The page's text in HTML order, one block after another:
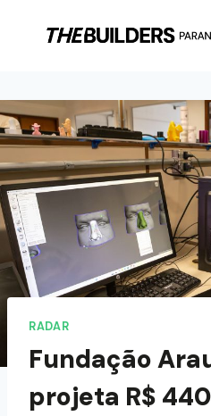
RADAR
Fundação
projeta R$